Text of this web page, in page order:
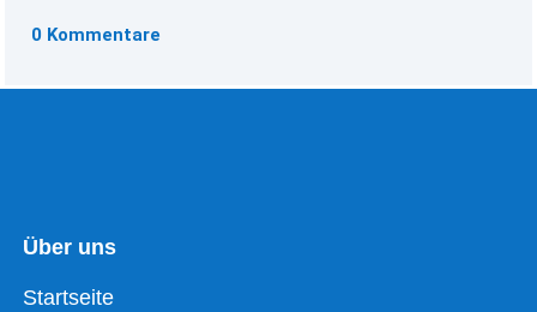
0 Kommentare
Über uns
Startseite